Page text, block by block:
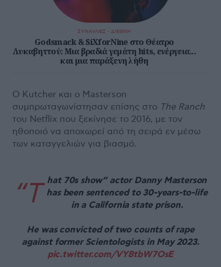
ΣΥΝΑΥΛΙΕΣ - ΔΙΕΘΝΗ
Godsmack & SiXforNine στο Θέατρο
Λυκαβηττού: Μια βραδιά γεμάτη hits, ενέργεια...
και μια παράξενη λήθη
Ο Kutcher και ο Masterson
συμπρωταγωνίστησαν επίσης στο The Ranch
του Netflix που ξεκίνησε το 2016, με τον
ηθοποιό να αποχωρεί από τη σειρά εν μέσω
των καταγγελιών για βιασμό.
“T hat 70s show” actor Danny Masterson
has been sentenced to 30-years-to-life
in a California state prison.
He was convicted of two counts of rape
against former Scientologists in May 2023.
pic.twitter.com/VY8tbW7OsE